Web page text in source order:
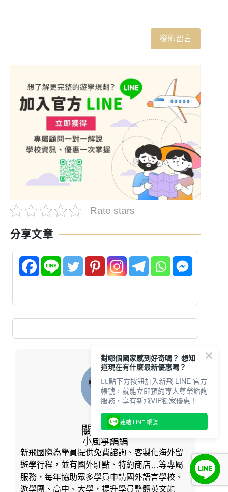
Rate stars
分享文章
關於作者
小風箏編編
新飛國際為學員提供免費諮詢、客製化海外留
遊學行程，並有國外駐點、特約商店…等專屬
服務，每年協助眾多學員申請國外語言學校、
遊學團、高中、大學，提升學員整體英文能
對哪個國家感到好奇嗎？ 想知
道現在有什麼最新優惠嗎？
👇🏻點下方按鈕加入新飛 LINE 官方
帳號，就能立即預約專人尊榮諮詢
服務，享有新飛VIP獨家優惠！
連結 LINE 帳號